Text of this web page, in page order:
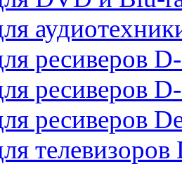
ресиверов
ресиверов
ресиверов
телевизоров